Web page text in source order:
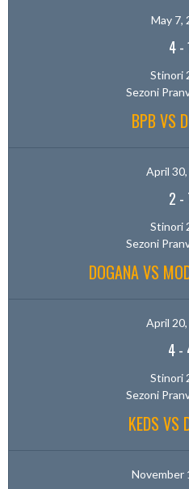
May 7,
4-
Stinori
Sezoni
BPB VS
April
2 -
Stinori
Sezoni
DOGANA VS
April
4-
Stinori
Sezoni
KEDS VS
November